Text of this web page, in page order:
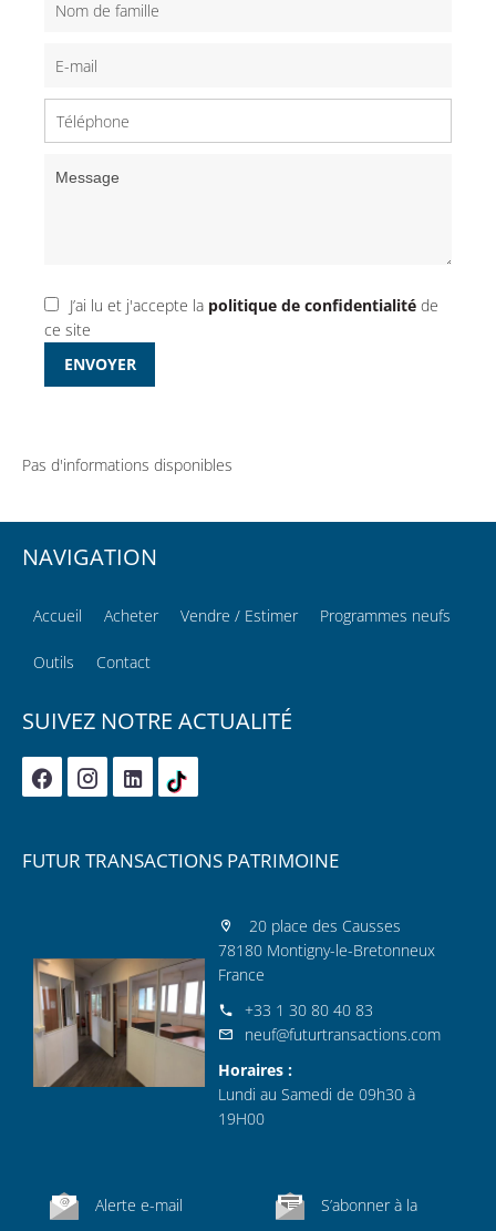
J’ai lu et j'accepte la politique de confidentialité de
ce site
ENVOYER
Pas d'informations disponibles
NAVIGATION
Accueil Acheter Vendre / Estimer Programmes neufs
Outils Contact
SUIVEZ NOTRE ACTUALITÉ
FUTUR TRANSACTIONS PATRIMOINE
20 place des Causses
78180 Montigny-le-Bretonneux
France
+33 1 30 80 40 83
neuf@futurtransactions.com
Horaires :
Lundi au Samedi de 09h30 à
19H00
Alerte e-mail
S’abonner à la